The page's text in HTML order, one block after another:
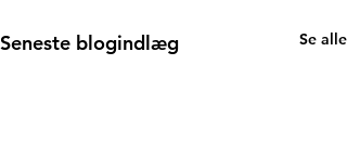
Seneste blogindlæg Se alle